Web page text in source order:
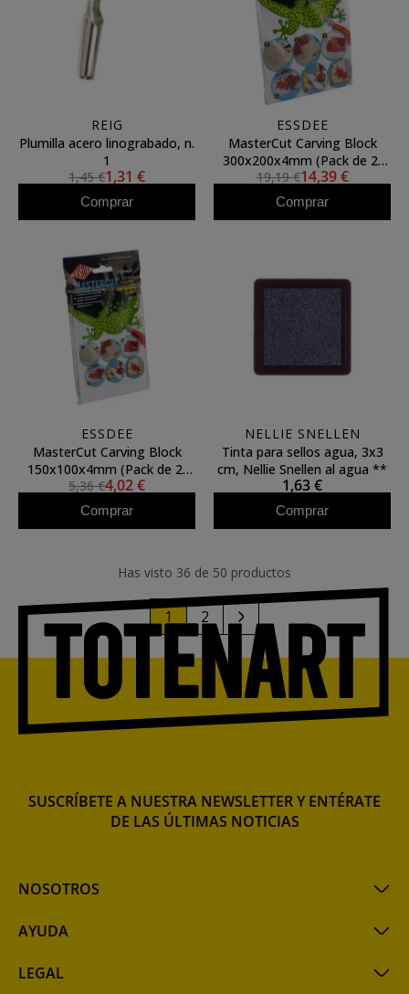
REIG
Plumilla acero linograbado, n.
1
1,45 €1,31 €
Comprar
ESSDEE
MasterCut Carving Block
300x200x4mm (Pack de 2)
ESSDEE
19,19 €14,39 €
Comprar
ESSDEE
MasterCut Carving Block
150x100x4mm (Pack de 2)
ESSDEE
5,36 €4,02 €
Comprar
NELLIE SNELLEN
Tinta para sellos agua, 3x3
cm, Nellie Snellen al agua **
1,63 €
Comprar
Has visto 36 de 50 productos
1 2
NOSOTROS
AYUDA
LEGAL
SUSCRÍBETE A NUESTRA NEWSLETTER Y ENTÉRATE
DE LAS ÚLTIMAS NOTICIAS